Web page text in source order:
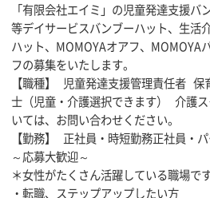
「有限会社エイミ」の児童発達支援
等デイサービスバンブーハット、生活
ハット、MOMOYAオアフ、MOMOYA
フの募集をいたします。
【職種】 児童発達支援管理責任者
士（児童・介護選択できます） 介護
いては、お問い合わせください。
【勤務】 正社員・時短勤務正社員・
～応募大歓迎～
＊女性がたくさん活躍している職場で
・転職、ステップアップしたい方